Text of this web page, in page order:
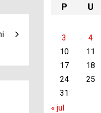
P U
3
4
10
11
17
18
24
25
31
« jul